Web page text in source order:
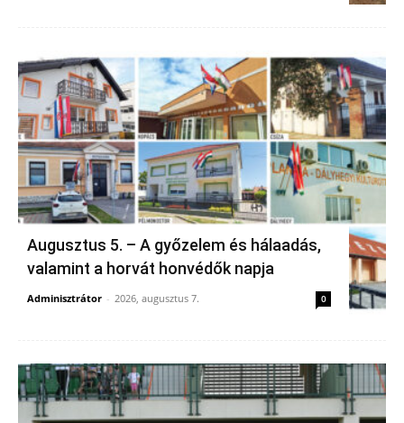
Augusztus 5. – A győzelem és hálaadás,
valamint a horvát honvédők napja
Adminisztrátor - 2026, augusztus 7. 0